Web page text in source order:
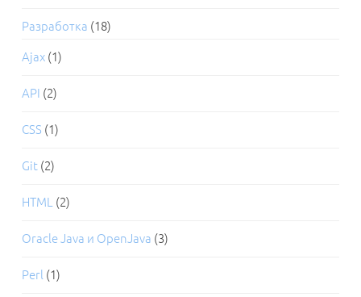
Разработка (18)
Ajax (1)
API (2)
CSS (1)
Git (2)
HTML (2)
Oracle Java и OpenJava (3)
Perl (1)